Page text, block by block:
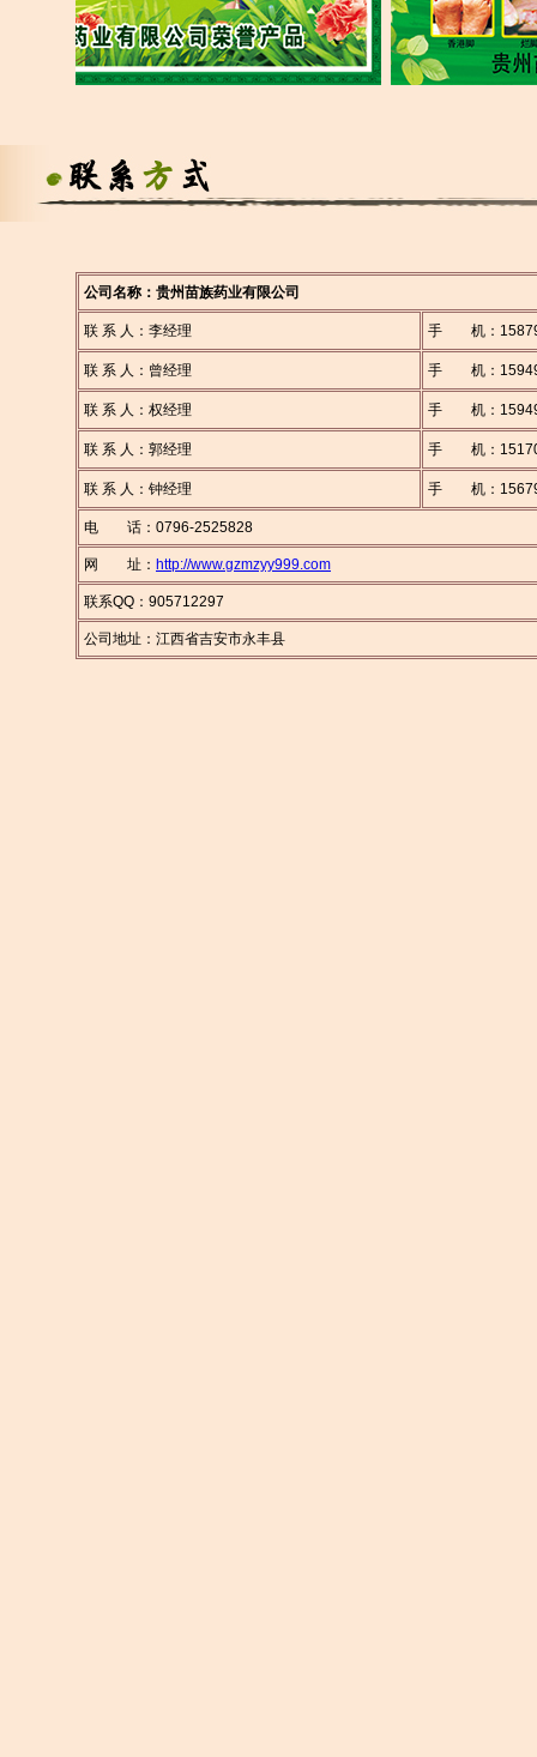
公司名称：贵州苗族药业有限公司
联 系 人：李经理 手 机：
联 系 人：曾经理 手 机：
联 系 人：权经理 手 机：
联 系 人：郭经理 手 机：
联 系 人：钟经理 手 机：
电 话：0796-2525828
网 址： http://www.gzmzyy999.com
联系QQ：905712297
公司地址：江西省吉安市永丰县